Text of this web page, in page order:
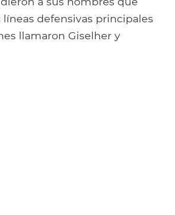
defensivas principales
llamaron Giselher y